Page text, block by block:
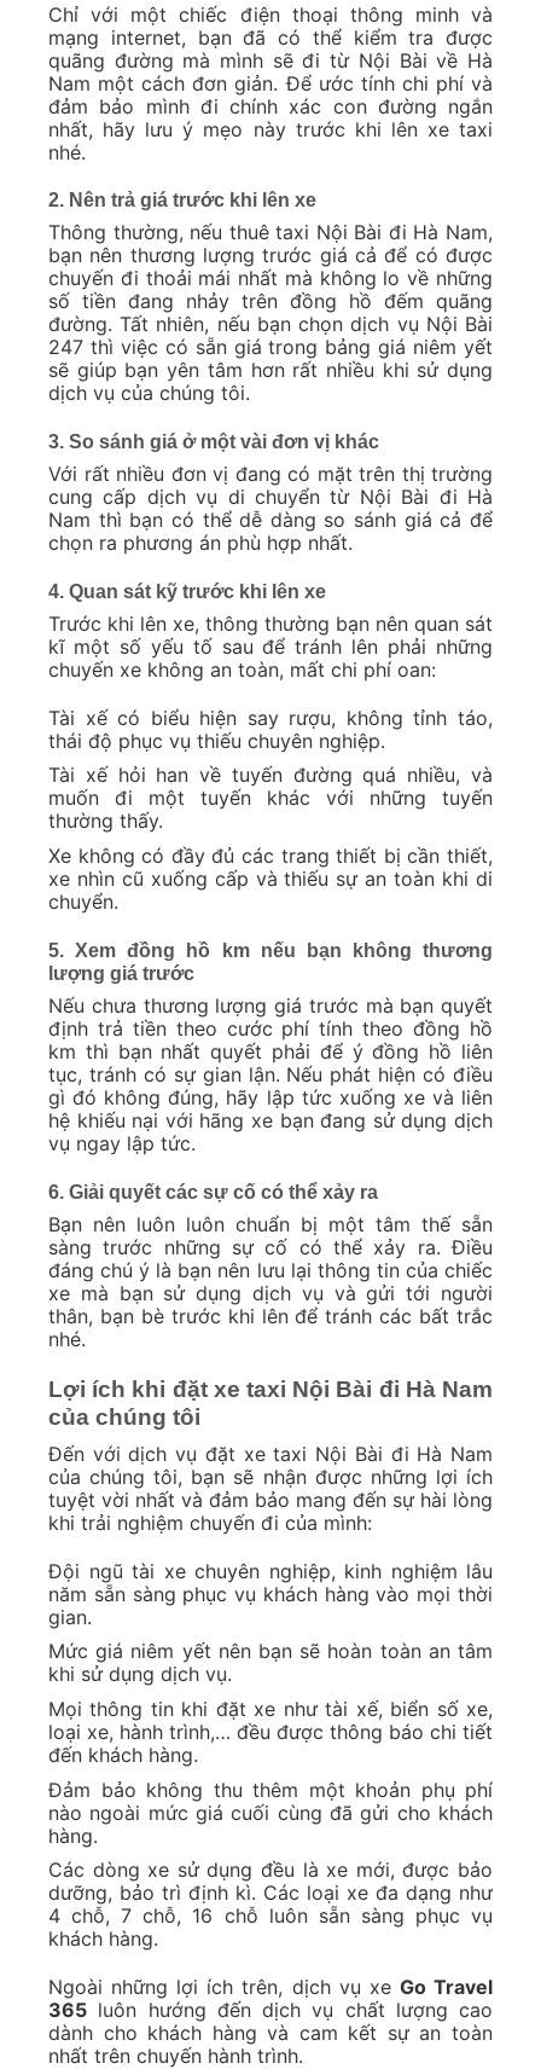
Chỉ với một chiếc điện thoại thông minh và
mạng internet, bạn đã có thể kiểm tra được
quãng đường mà mình sẽ đi từ Nội Bài về Hà
Nam một cách đơn giản. Để ước tính chi phí và
đảm bảo mình đi chính xác con đường ngắn
nhất, hãy lưu ý mẹo này trước khi lên xe taxi
nhé.
2. Nên trả giá trước khi lên xe
Thông thường, nếu thuê taxi Nội Bài đi Hà Nam,
bạn nên thương lượng trước giá cả để có được
chuyến đi thoải mái nhất mà không lo về những
số tiền đang nhảy trên đồng hồ đếm quãng
đường. Tất nhiên, nếu bạn chọn dịch vụ Nội Bài
247 thì việc có sẵn giá trong bảng giá niêm yết
sẽ giúp bạn yên tâm hơn rất nhiều khi sử dụng
dịch vụ của chúng tôi.
3. So sánh giá ở một vài đơn vị khác
Với rất nhiều đơn vị đang có mặt trên thị trường
cung cấp dịch vụ di chuyển từ Nội Bài đi Hà
Nam thì bạn có thể dễ dàng so sánh giá cả để
chọn ra phương án phù hợp nhất.
4. Quan sát kỹ trước khi lên xe
Trước khi lên xe, thông thường bạn nên quan sát
kĩ một số yếu tố sau để tránh lên phải những
chuyến xe không an toàn, mất chi phí oan:
Tài xế có biểu hiện say rượu, không tỉnh táo,
thái độ phục vụ thiếu chuyên nghiệp.
Tài xế hỏi han về tuyến đường quá nhiều, và
muốn đi một tuyến khác với những tuyến
thường thấy.
Xe không có đầy đủ các trang thiết bị cần thiết,
xe nhìn cũ xuống cấp và thiếu sự an toàn khi di
chuyển.
5. Xem đồng hồ km nếu bạn không thương
lượng giá trước
Nếu chưa thương lượng giá trước mà bạn quyết
định trả tiền theo cước phí tính theo đồng hồ
km thì bạn nhất quyết phải để ý đồng hồ liên
tục, tránh có sự gian lận. Nếu phát hiện có điều
gì đó không đúng, hãy lập tức xuống xe và liên
hệ khiếu nại với hãng xe bạn đang sử dụng dịch
vụ ngay lập tức.
6. Giải quyết các sự cố có thể xảy ra
Bạn nên luôn luôn chuẩn bị một tâm thế sẵn
sàng trước những sự cố có thể xảy ra. Điều
đáng chú ý là bạn nên lưu lại thông tin của chiếc
xe mà bạn sử dụng dịch vụ và gửi tới người
thân, bạn bè trước khi lên để tránh các bất trắc
nhé.
Lợi ích khi đặt xe taxi Nội Bài đi Hà Nam
của chúng tôi
Đến với dịch vụ đặt xe taxi Nội Bài đi Hà Nam
của chúng tôi, bạn sẽ nhận được những lợi ích
tuyệt vời nhất và đảm bảo mang đến sự hài lòng
khi trải nghiệm chuyến đi của mình:
Đội ngũ tài xe chuyên nghiệp, kinh nghiệm lâu
năm sẵn sàng phục vụ khách hàng vào mọi thời
gian.
Mức giá niêm yết nên bạn sẽ hoàn toàn an tâm
khi sử dụng dịch vụ.
Mọi thông tin khi đặt xe như tài xế, biển số xe,
loại xe, hành trình,… đều được thông báo chi tiết
đến khách hàng.
Đảm bảo không thu thêm một khoản phụ phí
nào ngoài mức giá cuối cùng đã gửi cho khách
hàng.
Các dòng xe sử dụng đều là xe mới, được bảo
dưỡng, bảo trì định kì. Các loại xe đa dạng như
4 chỗ, 7 chỗ, 16 chỗ luôn sẵn sàng phục vụ
khách hàng.
Ngoài những lợi ích trên, dịch vụ xe Go Travel
365 luôn hướng đến dịch vụ chất lượng cao
dành cho khách hàng và cam kết sự an toàn
nhất trên chuyến hành trình.